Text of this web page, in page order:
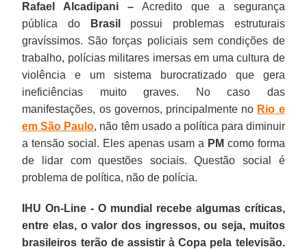
Rafael Alcadipani – Acredito que a segurança
pública do
Brasil
possui problemas estruturais
gravíssimos. São forças policiais sem condições de
trabalho, polícias militares imersas em uma cultura de
violência e um sistema burocratizado que gera
ineficiências muito graves. No caso das
manifestações, os governos, principalmente no Rio e
em São Paulo, não têm usado a política para diminuir
a tensão social. Eles apenas usam a PM como forma
de lidar com questões sociais. Questão social é
problema de política, não de polícia.
IHU On-Line - O mundial recebe algumas críticas,
entre elas, o valor dos ingressos, ou seja, muitos
brasileiros terão de assistir à Copa pela televisão.